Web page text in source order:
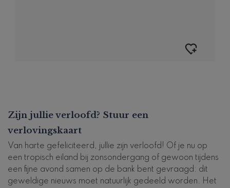
Zijn jullie verloofd? Stuur een
verlovingskaart
Van harte gefeliciteerd, jullie zijn verloofd! Of je nu op
een tropisch eiland bij zonsondergang of gewoon tijdens
een fijne avond samen op de bank bent gevraagd: dit
geweldige nieuws moet natuurlijk gedeeld worden. Het